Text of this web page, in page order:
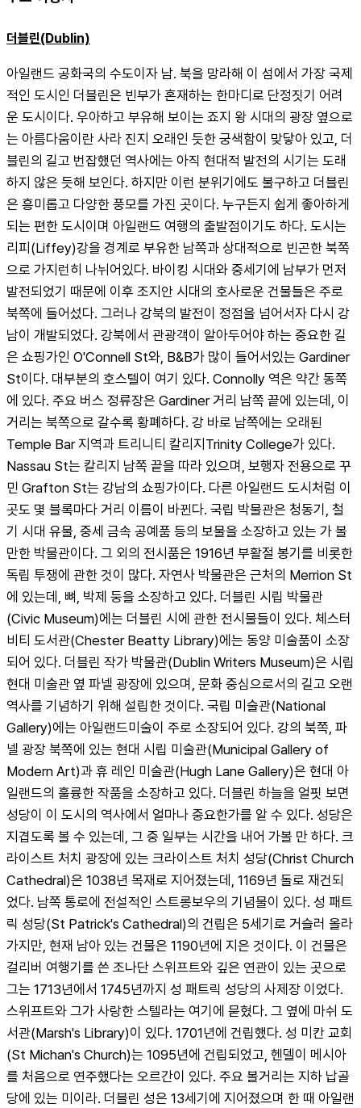
더블린(Dublin)
아일랜드 공화국의 수도이자 남. 북을 망라해 이 섬에서 가장 국제
적인 도시인 더블린은 빈부가 혼재하는 한마디로 단정짓기 어려
운 도시이다. 우아하고 부유해 보이는 죠지 왕 시대의 광장 옆으로
는 아름다움이란 사라 진지 오래인 듯한 궁색함이 맞닿아 있고, 더
블린의 길고 번잡했던 역사에는 아직 현대적 발전의 시기는 도래
하지 않은 듯해 보인다. 하지만 이런 분위기에도 불구하고 더블린
은 흥미롭고 다양한 풍모를 가진 곳이다. 누구든지 쉽게 좋아하게
되는 편한 도시이며 아일랜드 여행의 출발점이기도 하다. 도시는
리피(Liffey)강을 경계로 부유한 남쪽과 상대적으로 빈곤한 북쪽
으로 가지런히 나뉘어있다. 바이킹 시대와 중세기에 남부가 먼저
발전되었기 때문에 이후 조지안 시대의 호사로운 건물들은 주로
북쪽에 들어섰다. 그러나 강북의 발전이 정점을 넘어서자 다시 강
남이 개발되었다. 강북에서 관광객이 알아두어야 하는 중요한 길
은 쇼핑가인 O'Connell St와, B&B가 많이 들어서있는 Gardiner
St이다. 대부분의 호스텔이 여기 있다. Connolly 역은 약간 동쪽
에 있다. 주요 버스 정류장은 Gardiner 거리 남쪽 끝에 있는데, 이
거리는 북쪽으로 갈수록 황폐하다. 강 바로 남쪽에는 오래된
Temple Bar 지역과 트리니티 칼리지Trinity College가 있다.
Nassau St는 칼리지 남쪽 끝을 따라 있으며, 보행자 전용으로 꾸
민 Grafton St는 강남의 쇼핑가이다. 다른 아일랜드 도시처럼 이
곳도 몇 블록마다 거리 이름이 바뀐다. 국립 박물관은 청동기, 철
기 시대 유물, 중세 금속 공예품 등의 보물을 소장하고 있는 가 볼
만한 박물관이다. 그 외의 전시품은 1916년 부활절 봉기를 비롯한
독립 투쟁에 관한 것이 많다. 자연사 박물관은 근처의 Merrion St
에 있는데, 뼈, 박제 둥을 소장하고 있다. 더블린 시립 박물관
(Civic Museum)에는 더블린 시에 관한 전시물들이 있다. 체스터
비티 도서관(Chester Beatty Library)에는 동양 미술품이 소장
되어 있다. 더블린 작가 박물관(Dublin Writers Museum)은 시립
현대 미술관 옆 파넬 광장에 있으며, 문화 중심으로서의 길고 오랜
역사를 기념하기 위해 설립한 것이다. 국립 미술관(National
Gallery)에는 아일랜드미술이 주로 소장되어 있다. 강의 북쪽, 파
넬 광장 북쪽에 있는 현대 시립 미술관(Municipal Gallery of
Modern Art)과 휴 레인 미술관(Hugh Lane Gallery)은 현대 아
일랜드의 훌륭한 작품을 소장하고 있다. 더블린 하늘을 얼핏 보면
성당이 이 도시의 역사에서 얼마나 중요한가를 알 수 있다. 성당은
지겹도록 볼 수 있는데, 그 중 일부는 시간을 내어 가볼 만 하다. 크
라이스트 처치 광장에 있는 크라이스트 처치 성당(Christ Church
Cathedral)은 1038년 목재로 지어졌는데, 1169년 돌로 재건되
었다. 남쪽 통로에 전설적인 스트롱보우의 기념물이 있다. 성 패트
릭 성당(St Patrick's Cathedral)의 건립은 5세기로 거슬러 올라
가지만, 현재 남아 있는 건물은 1190년에 지은 것이다. 이 건물은
걸리버 여행기를 쓴 조나단 스위프트와 깊은 연관이 있는 곳으로
그는 1713년에서 1745년까지 성 패트릭 성당의 사제장 이었다.
스위프트와 그가 사랑한 스텔라는 여기에 묻혔다. 그 옆에 마쉬 도
서관(Marsh's Library)이 있다. 1701년에 건립했다. 성 미칸 교회
(St Michan's Church)는 1095년에 건립되었고, 헨델이 메시아
를 처음으로 연주했다는 오르간이 있다. 주요 볼거리는 지하 납골
당에 있는 미이라. 더블린 성은 13세기에 지어졌으며 한 때 아일랜